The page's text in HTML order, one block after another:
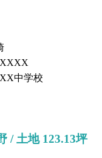
中学校
/ 土地 123.13坪